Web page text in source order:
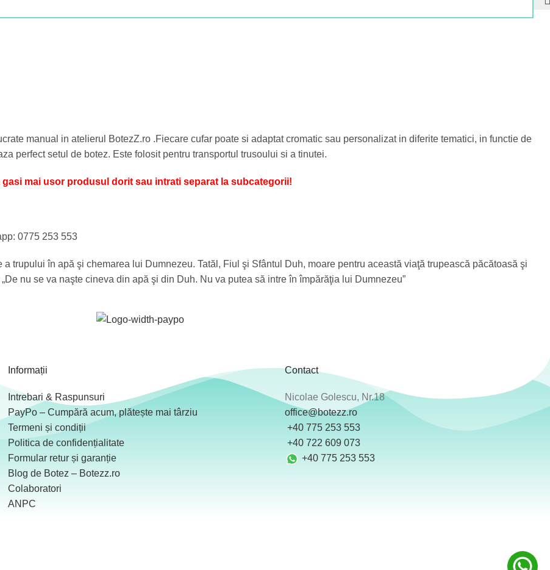
manual in atelierul BotezZ.ro .Fiecare cufar poate si adaptat cromatic sau personalizat in diferite tematici, in functie de
perfect setul de botez. Este folosit pentru transportul trusoului si a tinutei.
mai usor produsul dorit sau intrati separat la subcategorii!
0775 253 553
trupului în apă şi chemarea lui Dumnezeu. Tatăl, Fiul şi Sfântul Duh, moare pentru această viaţă trupească păcătoasă şi
nu se va naşte cineva din apă şi din Duh. Nu va putea să intre în împărăţia lui Dumnezeu”
Informații
Intrebari & Raspunsuri
PayPo – Cumpără acum, plătește mai târziu
Termeni și condiții
Politica de confidențialitate
Formular retur și garanție
Blog de Botez – Botezz.ro
Colaboratori
ANPC
Contact
Nicolae Golescu, Nr.18
office@botezz.ro
+40 775 253 553
‪ +40 722 609 073
+40 775 253 553